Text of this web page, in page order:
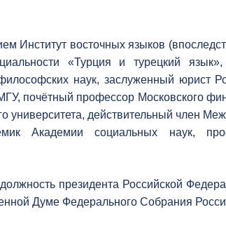
Институт восточных языков
«Турция и турецкий язык»,
наук, заслуженный юрист
почётный профессор Московского
университета, действительный член
Академии социальных наук,
президента Российской
Думе Федерального Собрания